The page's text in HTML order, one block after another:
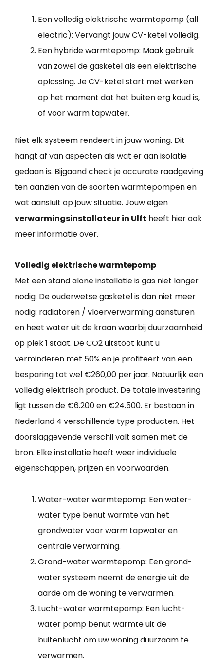
Een volledig elektrische warmtepomp (all
electric): Vervangt jouw CV-ketel volledig.
Een hybride warmtepomp: Maak gebruik
van zowel de gasketel als een elektrische
oplossing. Je CV-ketel start met werken
op het moment dat het buiten erg koud is,
of voor warm tapwater.
Niet elk systeem rendeert in jouw woning. Dit
hangt af van aspecten als wat er aan isolatie
gedaan is. Bijgaand check je accurate raadgeving
ten aanzien van de soorten warmtepompen en
wat aansluit op jouw situatie. Jouw eigen
verwarmingsinstallateur in Ulft heeft hier ook
meer informatie over.
Volledig elektrische warmtepomp
Met een stand alone installatie is gas niet langer
nodig. De ouderwetse gasketel is dan niet meer
nodig: radiatoren / vloerverwarming aansturen
en heet water uit de kraan waarbij duurzaamheid
op plek 1 staat. De CO2 uitstoot kunt u
verminderen met 50% en je profiteert van een
besparing tot wel €260,00 per jaar. Natuurlijk een
volledig elektrisch product. De totale investering
ligt tussen de €6.200 en €24.500. Er bestaan in
Nederland 4 verschillende type producten. Het
doorslaggevende verschil valt samen met de
bron. Elke installatie heeft weer individuele
eigenschappen, prijzen en voorwaarden.
Water-water warmtepomp: Een water-
water type benut warmte van het
grondwater voor warm tapwater en
centrale verwarming.
Grond-water warmtepomp: Een grond-
water systeem neemt de energie uit de
aarde om de woning te verwarmen.
Lucht-water warmtepomp: Een lucht-
water pomp benut warmte uit de
buitenlucht om uw woning duurzaam te
verwarmen.